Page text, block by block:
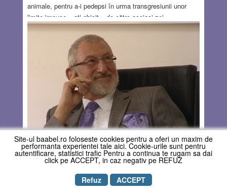
animale, pentru a-i pedepsi în urma transgresiunii unor
limite impuse – aţi ghicit – de către aceiaşi zei
atotputernici. Şi în nici un caz nu voi discuta metamorfoza
lui Gregor Samsa într-un gândac, în celebra nuvelă
existenţială a lui Franz Kafka Metamorfoza: o
transformare subită a înfăţişării, urmată de o schimbare
treptată comportamentală – evenimente în care intervenţia
divină nu-şi mai are locul. Mă refer la tendinţa modernă de
a metamorfoza opere literare renumite în cu totul altceva.
Acest obiectiv se realizează mai ales prin simpla
schimbare a perspectivei, a unghiului de percepţie
alacţiunii. Metoda cea mai frecventă în aceste interpretări
alternative este elevarea unui personaj secundar dintr-o
lucrare clasică şi foarte cunoscută la rangul de
protagonist/ă principal/ă. Viziunea lui/ei devine dominantă
şi este prezentată cititorului ca atare.
Read more…
Și cum ne descurcăm acum?!
Gabriel Ben Meron
Site-ul baabel.ro foloseste cookies pentru a oferi un maxim de
performanta experientei tale aici. Cookie-urile sunt pentru
autentificare, statistici trafic Pentru a continua te rugam sa dai
click pe ACCEPT, in caz negativ pe REFUZ
Refuz
ACCEPT